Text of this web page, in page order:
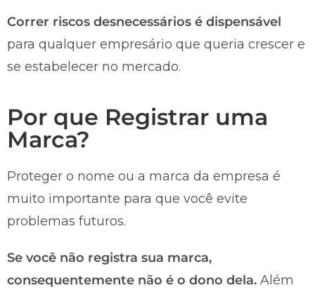
Correr riscos desnecessários é dispensável
para qualquer empresário que queria crescer e
se estabelecer no mercado.
Por que Registrar uma
Marca?
Proteger o nome ou a marca da empresa é
muito importante para que você evite
problemas futuros.
Se você não registra sua marca,
consequentemente não é o dono dela. Além